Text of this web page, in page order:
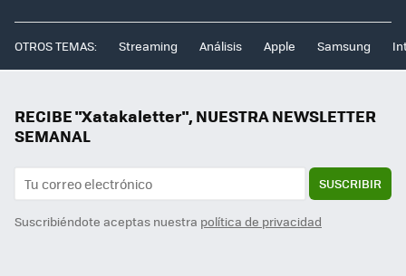
OTROS TEMAS: Streaming Análisis Apple Samsung
RECIBE "Xatakaletter", NUESTRA NEWSLETTER
SEMANAL
SUSCRIBIR
Suscribiéndote aceptas nuestra política de privacidad